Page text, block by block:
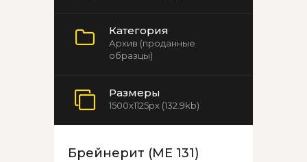
Категория
Архив (проданные
образцы)
Размеры
1500x1125px (132.9kb)
Брейнерит (МЕ 131)